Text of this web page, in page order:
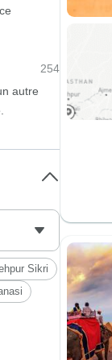
254
autre
Sikri